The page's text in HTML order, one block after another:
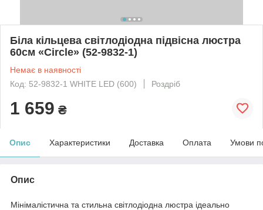
Біла кільцева світлодіодна підвісна люстра
60см «Circle» (52-9832-1)
Немає в наявності
Код: 52-9832-1 WHITE LED (600)
Роздріб
1 659 ₴
Опис Характеристики Доставка Оплата Умови
Опис
Мінімалістична та стильна світлодіодна люстра ідеально